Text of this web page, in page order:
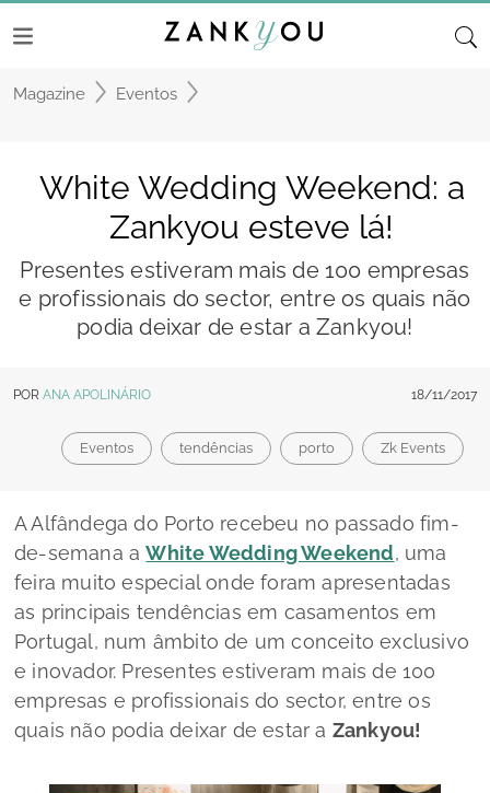
Magazine Eventos
White Wedding Weekend: a
Zankyou esteve lá!
Presentes estiveram mais de 100 empresas
e profissionais do sector, entre os quais não
podia deixar de estar a Zankyou!
POR ANA APOLINÁRIO 18/11/2017
Eventos tendências porto Zk Events
A Alfândega do Porto recebeu no passado fim-
de-semana aWhite Wedding Weekend, uma
feira muito especial onde foram apresentadas
as principais tendências em casamentos em
Portugal, num âmbito de um conceito exclusivo
e inovador. Presentes estiveram mais de 100
empresas e profissionais do sector, entre os
quais não podia deixar de estar a Zankyou!